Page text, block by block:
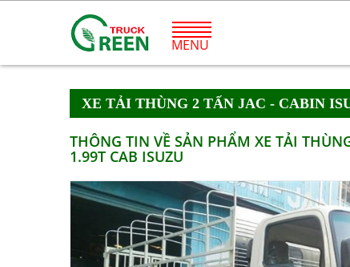
MENU
XE TẢI THÙNG 2 TẤN JAC - CABIN
THÔNG TIN VỀ SẢN PHẨM XE TẢI
1.99T CAB ISUZU